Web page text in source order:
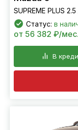
SUPREME PLUS
Статус: в
от 56 382 ₽/мес.
В